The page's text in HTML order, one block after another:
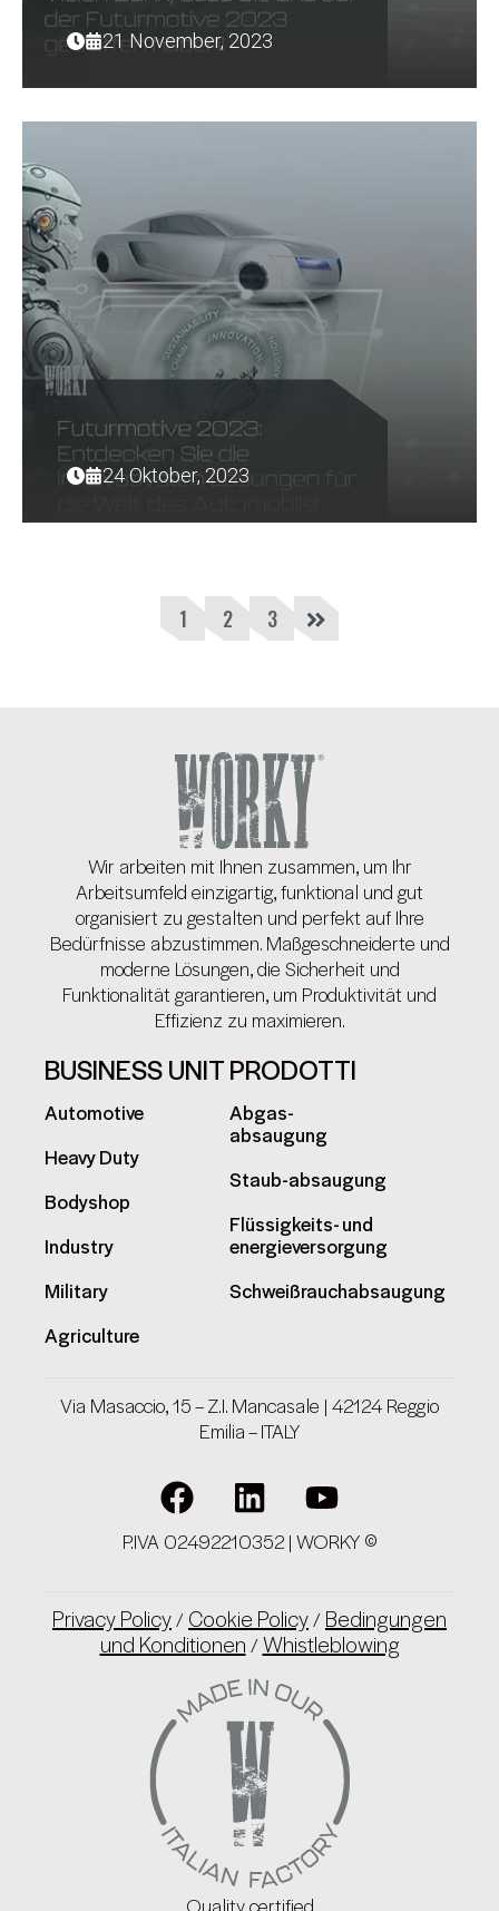
21 November, 2023
24 Oktober, 2023
1 2 3
Wir arbeiten mit Ihnen zusammen, um Ihr
Arbeitsumfeld einzigartig, funktional und gut
organisiert zu gestalten und perfekt auf Ihre
Bedürfnisse abzustimmen. Maßgeschneiderte und
moderne Lösungen, die Sicherheit und
Funktionalität garantieren, um Produktivität und
Effizienz zu maximieren.
BUSINESS UNIT
Automotive
Heavy Duty
Bodyshop
Industry
Military
Agriculture
PRODOTTI
Abgas-
absaugung
Staub-absaugung
Flüssigkeits- und
energieversorgung
Schweißrauchabsaugung
Via Masaccio, 15 – Z.I. Mancasale | 42124 Reggio
Emilia – ITALY
P.IVA 02492210352 | WORKY ©
Privacy Policy / Cookie Policy / Bedingungen
und Konditionen / Whistleblowing